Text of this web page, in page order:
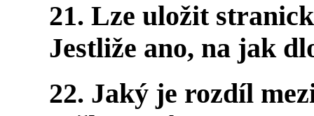
21. Lze uložit
Jestliže ano, na jak
22. Jaký je rozdíl